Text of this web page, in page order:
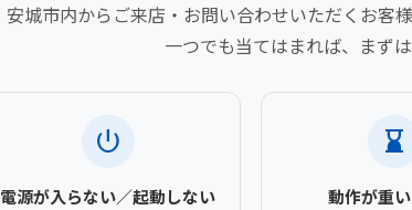
安城市内からご来店・お問い合わせいただくお客
一つでも当てはまれば、まず
power_settings_new
電源が入らない／起動しない
hourglass_bottom
動作が重